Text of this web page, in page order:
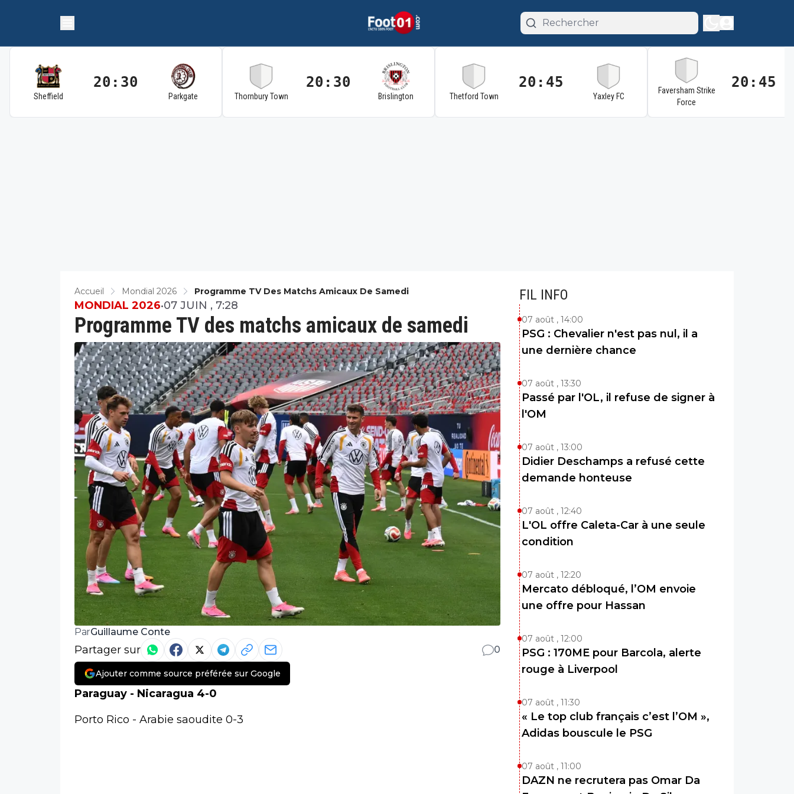
Sheffield
20:30
Parkgate Thornbury Town
20:30
Brislington Thetford Town
20:45
Yaxley FC
Faversham Strike
Force
20:45
Accueil Mondial 2026 Programme TV Des Matchs Amicaux De Samedi
Programme TV des matchs amicaux de samedi
MONDIAL 2026•07 JUIN , 7:28
ParGuillaume Conte
Partager sur 0
Ajouter comme source préférée sur Google
Paraguay - Nicaragua 4-0
Porto Rico - Arabie saoudite 0-3
FIL INFO
07 août , 14:00
PSG : Chevalier n'est pas nul, il a
une dernière chance
07 août , 13:30
Passé par l'OL, il refuse de signer à
l'OM
07 août , 13:00
Didier Deschamps a refusé cette
demande honteuse
07 août , 12:40
L'OL offre Caleta-Car à une seule
condition
07 août , 12:20
Mercato débloqué, l’OM envoie
une offre pour Hassan
07 août , 12:00
PSG : 170ME pour Barcola, alerte
rouge à Liverpool
07 août , 11:30
« Le top club français c’est l’OM »,
Adidas bouscule le PSG
07 août , 11:00
DAZN ne recrutera pas Omar Da